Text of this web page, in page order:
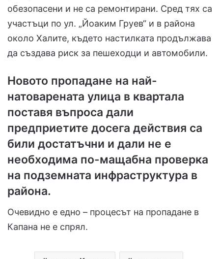
обезопасени и не са ремонтирани. Сред тях са
участъци по ул. „Йоаким Груев“ и в района
около Халите, където настилката продължава
да създава риск за пешеходци и автомобили.
Новото пропадане на най-
натоварената улица в квартала
поставя въпроса дали
предприетите досега действия са
били достатъчни и дали не е
необходима по-мащабна проверка
на подземната инфраструктура в
района.
Очевидно е едно – процесът на пропадане в
Капана не е спрял.